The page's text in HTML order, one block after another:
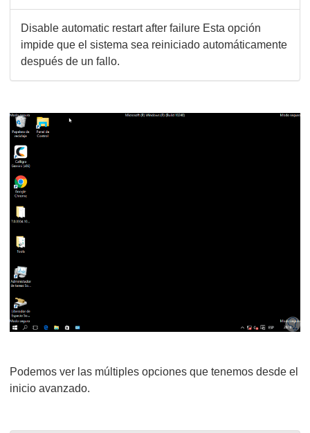
Disable automatic restart after failure Esta opción
impide que el sistema sea reiniciado automáticamente
después de un fallo.
Podemos ver las múltiples opciones que tenemos desde el
inicio avanzado.